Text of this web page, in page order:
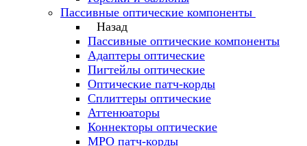
Пассивные оптические компоненты
Назад
Пассивные оптические компоненты
Адаптеры оптические
Пигтейлы оптические
Оптические патч-корды
Сплиттеры оптические
Аттенюаторы
Коннекторы оптические
MPO патч-корды